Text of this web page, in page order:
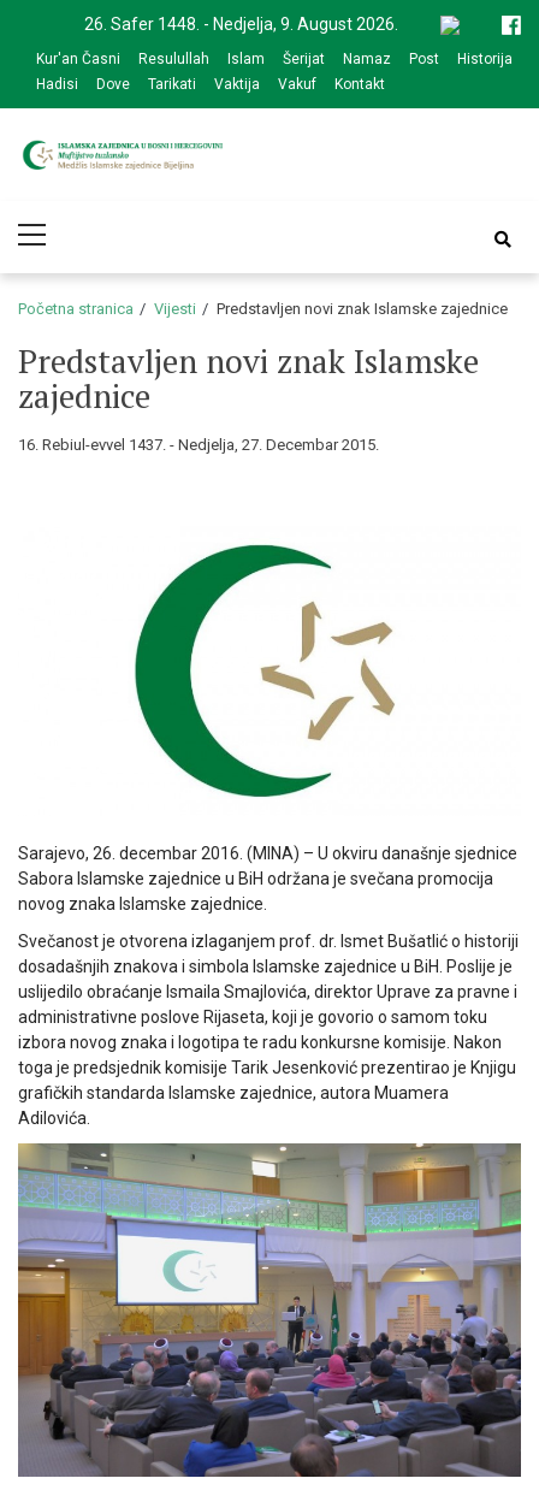
navigation
content
26. Safer 1448. - Nedjelja, 9. August 2026.
Kur'an Časni Resulullah Islam Šerijat Namaz Post
Historija
Hadisi
Dove Tarikati Vaktija Vakuf Kontakt
zajednice Bijeljina
Menu
Početna stranica Vijesti Predstavljen novi znak Islamske zajednice
Predstavljen novi znak Islamske
zajednice
16. Rebiul-evvel 1437. - Nedjelja, 27. Decembar 2015.
Sarajevo, 26. decembar 2016. (MINA) – U okviru današnje sjednice
Sabora Islamske zajednice u BiH održana je svečana promocija
novog znaka Islamske zajednice.
Svečanost je otvorena izlaganjem prof. dr. Ismet Bušatlić o historiji
dosadašnjih znakova i simbola Islamske zajednice u BiH. Poslije je
uslijedilo obraćanje Ismaila Smajlovića, direktor Uprave za pravne i
administrativne poslove Rijaseta, koji je govorio o samom toku
izbora novog znaka i logotipa te radu konkursne komisije. Nakon
toga je predsjednik komisije Tarik Jesenković prezentirao je Knjigu
grafičkih standarda Islamske zajednice, autora Muamera
Adilovića.